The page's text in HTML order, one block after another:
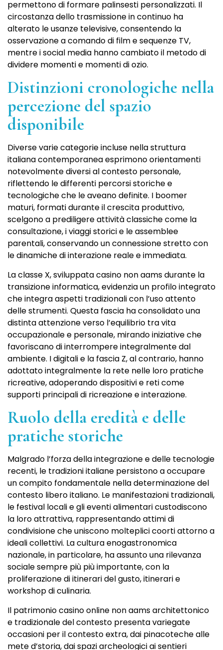
permettono di formare palinsesti personalizzati. Il
circostanza dello trasmissione in continuo ha
alterato le usanze televisive, consentendo la
osservazione a comando di film e sequenze TV,
mentre i social media hanno cambiato il metodo di
dividere momenti e momenti di ozio.
Distinzioni cronologiche nella
percezione del spazio
disponibile
Diverse varie categorie incluse nella struttura
italiana contemporanea esprimono orientamenti
notevolmente diversi al contesto personale,
riflettendo le differenti percorsi storiche e
tecnologiche che le aveano definite. I boomer
maturi, formati durante il crescita produttivo,
scelgono a prediligere attività classiche come la
consultazione, i viaggi storici e le assemblee
parentali, conservando un connessione stretto con
le dinamiche di interazione reale e immediata.
La classe X, sviluppata casino non aams durante la
transizione informatica, evidenzia un profilo integrato
che integra aspetti tradizionali con l’uso attento
delle strumenti. Questa fascia ha consolidato una
distinta attenzione verso l’equilibrio tra vita
occupazionale e personale, mirando iniziative che
favoriscano di interrompere integralmente dal
ambiente. I digitali e la fascia Z, al contrario, hanno
adottato integralmente la rete nelle loro pratiche
ricreative, adoperando dispositivi e reti come
supporti principali di ricreazione e interazione.
Ruolo della eredità e delle
pratiche storiche
Malgrado l’forza della integrazione e delle tecnologie
recenti, le tradizioni italiane persistono a occupare
un compito fondamentale nella determinazione del
contesto libero italiano. Le manifestazioni tradizionali,
le festival locali e gli eventi alimentari custodiscono
la loro attrattiva, rappresentando attimi di
condivisione che uniscono molteplici coorti attorno a
ideali collettivi. La cultura enogastronomica
nazionale, in particolare, ha assunto una rilevanza
sociale sempre più più importante, con la
proliferazione di itinerari del gusto, itinerari e
workshop di culinaria.
Il patrimonio casino online non aams architettonico
e tradizionale del contesto presenta variegate
occasioni per il contesto extra, dai pinacoteche alle
mete d’storia, dai spazi archeologici ai sentieri